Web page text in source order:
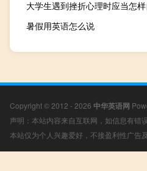
大学生遇到挫折心理时应当怎
暑假用英语怎么说
Copyright © 2012 - 2026 中华英语网
声明：本站内容来自互联网，如信息有错
本站仅为个人兴趣爱好，不接盈利性广告